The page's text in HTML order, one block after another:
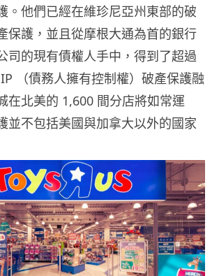
。他們已經在維珍尼亞州東部的破
保護，並且從摩根大通為首的銀行
司的現有債權人手中，得到了超過
（債務人擁有控制權）破產保護融
在北美的 1,600 間分店將如常運
並不包括美國與加拿大以外的國家